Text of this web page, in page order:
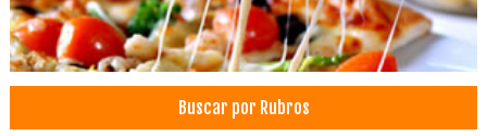
Medicina Estética
Médicos Cirujanos Plásticos, Estéticos y Reparadores
Buscar por Rubros